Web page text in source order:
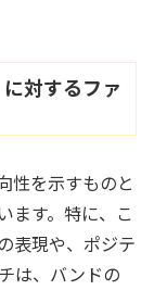
対するファ
性を示すものと
ます。特に、こ
表現や、ポジテ
は、バンドの